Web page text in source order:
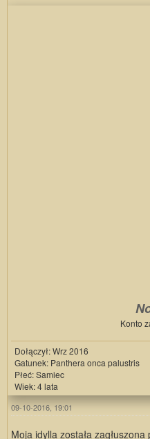
Konto
Dołączył: Wrz 2016
Gatunek: Panthera onca palustris
Płeć: Samiec
Wiek: 4 lata
09-10-2016, 19:01
Moja idylla została